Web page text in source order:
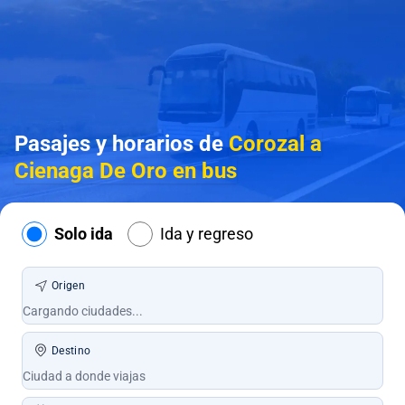
Pasajes y horarios deCorozal a
Cienaga De Oro en bus
Solo ida Ida y regreso
Origen
Destino